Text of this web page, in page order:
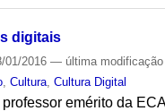
digitais
01/2016— última modificação
,Cultura ,Cultura Digital
emérito da